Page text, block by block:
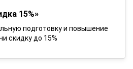
15%»
подготовку и повышение
скидку до 15%